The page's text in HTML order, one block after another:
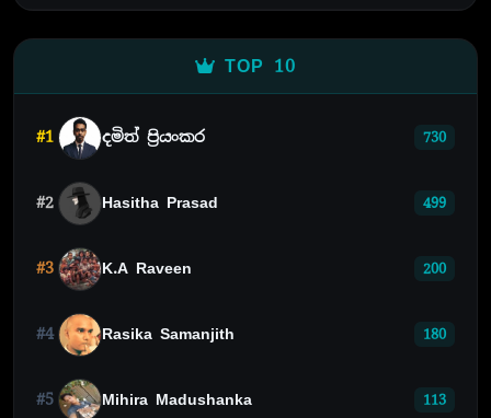
TOP 10
#1 දමිත් ප්‍රියංකර 730
#2 Hasitha Prasad 499
#3 K.A Raveen 200
#4 Rasika Samanjith 180
#5 Mihira Madushanka 113